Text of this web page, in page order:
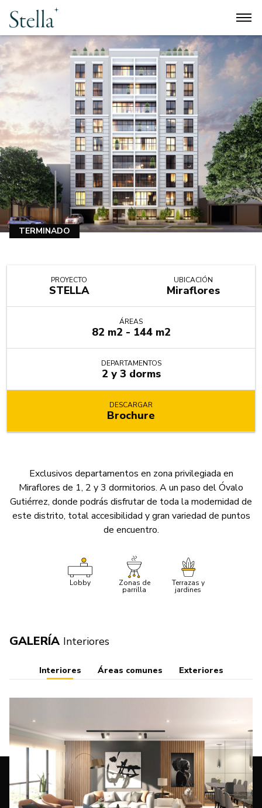
TERMINADO
PROYECTO
STELLA
UBICACIÓN
Miraflores
ÁREAS
82 m2 - 144 m2
DEPARTAMENTOS
2 y 3 dorms
DESCARGAR
Brochure
Exclusivos departamentos en zona privilegiada en
Miraflores de 1, 2 y 3 dormitorios. A un paso del Óvalo
Gutiérrez, donde podrás disfrutar de toda la modernidad de
este distrito, total accesibilidad y gran variedad de puntos
de encuentro.
Lobby Zonas de
parrilla
Terrazas y
jardines
GALERÍA Interiores
Interiores Áreas comunes Exteriores